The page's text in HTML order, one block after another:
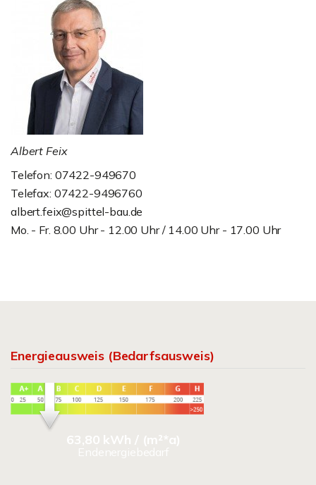
Albert Feix
Telefon: 07422-949670
Telefax: 07422-9496760
albert.feix@spittel-bau.de
Mo. - Fr. 8.00 Uhr - 12.00 Uhr / 14.00 Uhr - 17.00 Uhr
Energieausweis (Bedarfsausweis)
63,80 kWh / (m²*a)
Endenergiebedarf